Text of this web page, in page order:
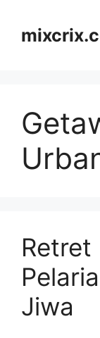
content
Retret
Jiwa